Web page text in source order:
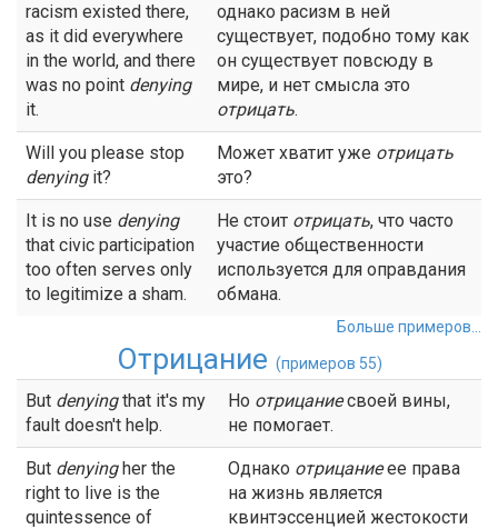
racism existed there,
as it did everywhere
in the world, and there
was no point denying
it.
однако расизм в ней
существует, подобно тому как
он существует повсюду в
мире, и нет смысла это
отрицать.
Will you please stop
denyingit?
Может хватит уже отрицать
это?
It is no use denying
that civic participation
too often serves only
to legitimize a sham.
Не стоит отрицать, что часто
участие общественности
используется для оправдания
обмана.
Больше примеров...
Отрицание (примеров 55)
But denyingthat it's my
fault doesn't help.
Но отрицаниесвоей вины,
не помогает.
But denyingher the
right to live is the
quintessence of
Однако отрицаниеее права
на жизнь является
квинтэссенцией жестокости